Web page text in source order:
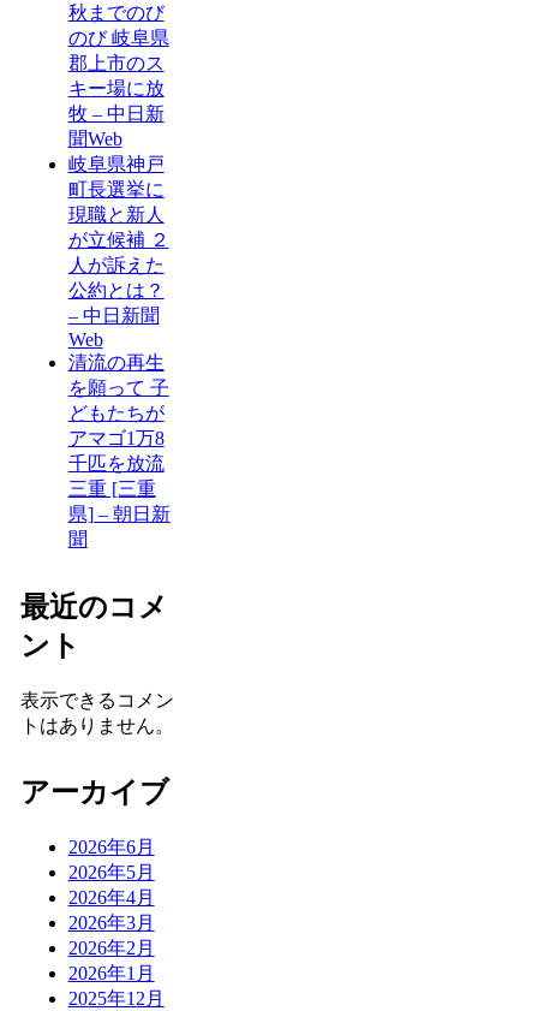
秋までのび
のび 岐阜県
郡上市のス
キー場に放
牧 – 中日新
聞Web
岐阜県神戸
町長選挙に
現職と新人
が立候補 ２
人が訴えた
公約とは？
– 中日新聞
Web
清流の再生
を願って 子
どもたちが
アマゴ1万8
千匹を放流
三重 [三重
県] – 朝日新
聞
最近のコメ
ント
表示できるコメン
トはありません。
アーカイブ
2026年6月
2026年5月
2026年4月
2026年3月
2026年2月
2026年1月
2025年12月